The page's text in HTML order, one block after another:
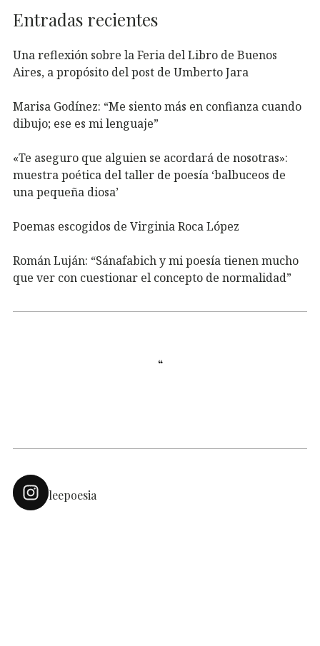
Entradas recientes
Una reflexión sobre la Feria del Libro de Buenos
Aires, a propósito del post de Umberto Jara
Marisa Godínez: “Me siento más en confianza cuando
dibujo; ese es mi lenguaje”
«Te aseguro que alguien se acordará de nosotras»:
muestra poética del taller de poesía ‘balbuceos de
una pequeña diosa’
Poemas escogidos de Virginia Roca López
Román Luján: “Sánafabich y mi poesía tienen mucho
que ver con cuestionar el concepto de normalidad”
leepoesia